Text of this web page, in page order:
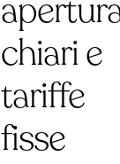
chiari e
tariffe
fisse